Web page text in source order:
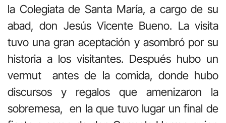
la Colegiata de Santa María, a cargo de su
abad, don Jesús Vicente Bueno. La visita
tuvo una gran aceptación y asombró por su
historia a los visitantes. Después hubo un
vermut antes de la comida, donde hubo
discursos y regalos que amenizaron la
sobremesa, en la que tuvo lugar un final de